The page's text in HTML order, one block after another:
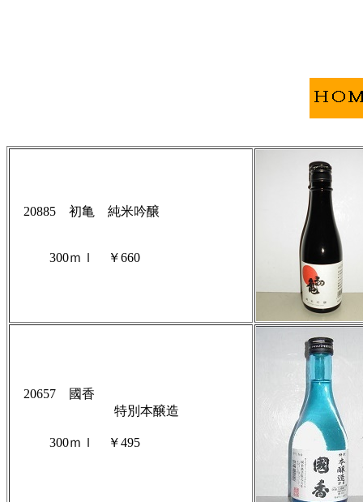
20885 初亀 純米吟醸
300ｍｌ ￥660
20657 國香
特別本醸造
300ｍｌ ￥495